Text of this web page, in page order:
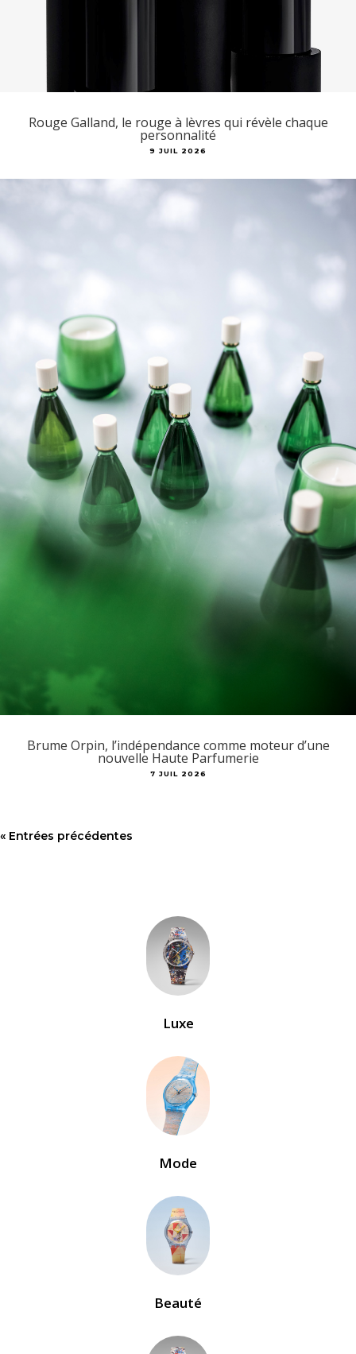
Rouge Galland, le rouge à lèvres qui révèle chaque
personnalité
9 JUIL 2026
Brume Orpin, l’indépendance comme moteur d’une
nouvelle Haute Parfumerie
7 JUIL 2026
« Entrées précédentes
Luxe
Mode
Beauté